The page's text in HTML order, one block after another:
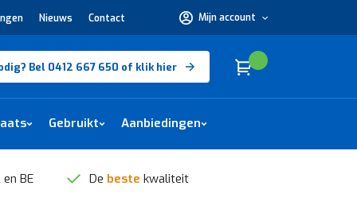
Nieuws Contact Mijn account
nodig?
Bel 0412 667 650 of klik hier Winkelwagen
Cart
Gebruikt Aanbiedingen
BE De beste kwaliteit